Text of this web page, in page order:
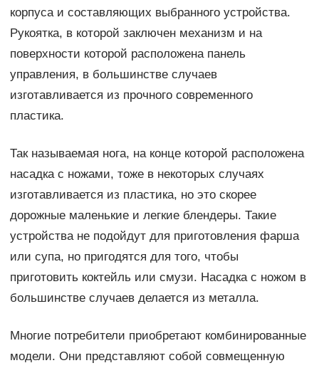
корпуса и составляющих выбранного устройства.
Рукоятка, в которой заключен механизм и на
поверхности которой расположена панель
управления, в большинстве случаев
изготавливается из прочного современного
пластика.
Так называемая нога, на конце которой расположена
насадка с ножами, тоже в некоторых случаях
изготавливается из пластика, но это скорее
дорожные маленькие и легкие блендеры. Такие
устройства не подойдут для приготовления фарша
или супа, но пригодятся для того, чтобы
приготовить коктейль или смузи. Насадка с ножом в
большинстве случаев делается из металла.
Многие потребители приобретают комбинированные
модели. Они представляют собой совмещенную